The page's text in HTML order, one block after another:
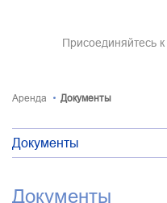
Присоединяйтесь
Аренда Документы
Документы
Документы